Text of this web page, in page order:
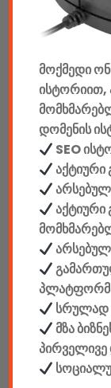
მანქანის
კაბელები
დისკები
ჩანთები
სეიფები
E-mobility
მოქმედი
ისტორიით,
დომენის
SEO
აქტიური
აქტიური
სრულად
მზა